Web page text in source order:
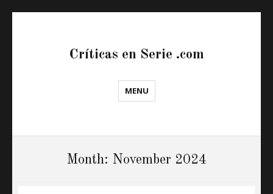
Críticas en Serie .com
MENU
Month: November 2024